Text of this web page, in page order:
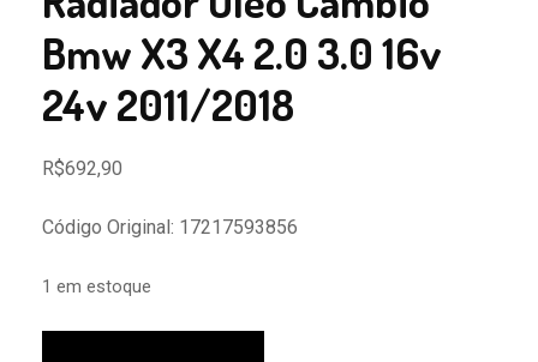
Bmw X3 X4 2.0 3.0 16v
24v 2011/2018
R$692,90
Código Original: 17217593856
1 em estoque